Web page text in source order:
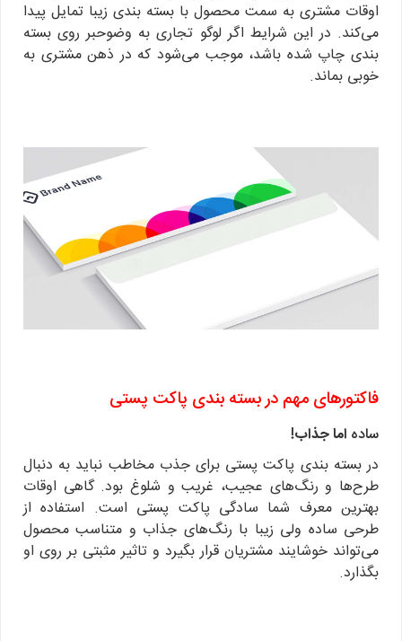
اوقات مشتری به سمت محصول با بسته بندی زیبا تمایل پیدا
می‌کند. در این شرایط اگر لوگو تجاری به وضوحبر روی بسته
بندی چاپ شده باشد، موجب می‌شود که در ذهن مشتری به
خوبی بماند.
فاکتورهای مهم در بسته بندی پاکت پستی
ساده اما جذاب!
در بسته بندی پاکت پستی برای جذب مخاطب نباید به دنبال
طرح‌ها و رنگ‌های عجیب، غریب و شلوغ بود. گاهی اوقات
بهترین معرف شما سادگی پاکت پستی است. استفاده از
طرحی ساده ولی زیبا با رنگ‌های جذاب و متناسب محصول
می‌تواند خوشایند مشتریان قرار بگیرد و تاثیر مثبتی بر روی او
بگذارد.